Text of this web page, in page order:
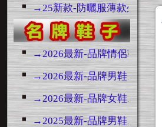
→25新款-防曬服薄款外套
→2026最新-品牌情侶鞋 ...3133
→2026最新-品牌男鞋...10568
→2026最新-品牌女鞋...5157
→2025最新-品牌男鞋 ...14776